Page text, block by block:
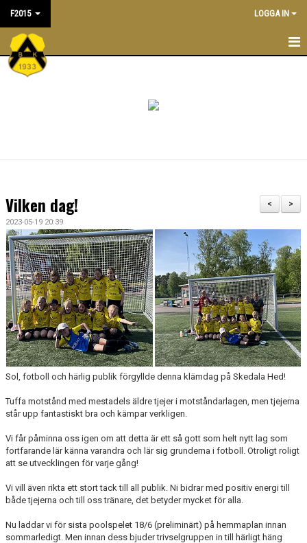
F2015 LOGGA IN
F2015
LEDARE/TRÄNARE
MATCHER
BILDGALLERI
DOKUMENT
ANMÄLAN
>
<
Vilken dag!
2023-05-19 20:39
Sol, fotboll och härlig publik förgyllde denna klämdag på Skedala Hed!
Tuffa motstånd med mestadels äldre tjejer i motståndarlagen, men tjejerna
står upp fantastiskt bra och kämpar verkligen.
Vi får påminna oss igen om att detta är ett så gott som helt nytt lag som
fortfarande lär känna varandra och lär sig grunderna i fotboll. Otroligt roligt
att se utvecklingen för varje gång!
Vi vill även rikta ett stort tack till all publik. Ni bidrar med positiv energi till
både tjejerna och till oss tränare, det betyder mycket för alla.
Nu laddar vi för sista poolspelet 18/6 (preliminärt) på hemmaplan innan
sommarledigt. Men innan dess bjuder trivselgruppen in till härligt häng